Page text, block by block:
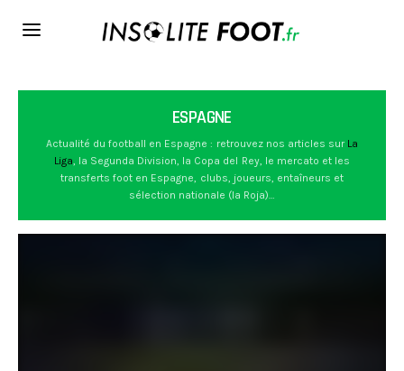
ESPAGNE
Actualité du football en Espagne : retrouvez nos articles sur La
Liga, la Segunda Division, la Copa del Rey, le mercato et les
transferts foot en Espagne, clubs, joueurs, entaîneurs et
sélection nationale (la Roja)…